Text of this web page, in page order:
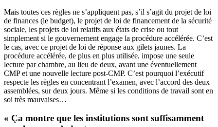
Mais toutes ces règles ne s’appliquent pas, s’il s’agit du projet de loi
de finances (le budget), le projet de loi de financement de la sécurité
sociale, les projets de loi relatifs aux états de crise ou tout
simplement si le gouvernement engage la procédure accélérée. C’est
le cas, avec ce projet de loi de réponse aux gilets jaunes. La
procédure accélérée, de plus en plus utilisée, impose une seule
lecture par chambre, au lieu de deux, avant une éventuellement
CMP et une nouvelle lecture post-CMP. C’est pourquoi l’exécutif
respecte les règles en concentrant l’examen, avec l’accord des deux
assemblées, sur deux jours. Même si les conditions de travail sont en
soi très mauvaises…
« Ça montre que les institutions sont suffisamment